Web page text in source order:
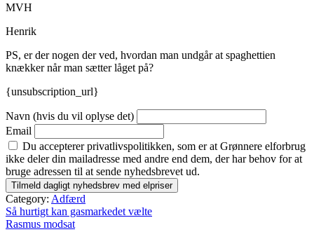
MVH
Henrik
PS, er der nogen der ved, hvordan man undgår at spaghettien
knækker når man sætter låget på?
{unsubscription_url}
Navn (hvis du vil oplyse det)
Email
Du accepterer privatlivspolitikken, som er at Grønnere elforbrug
ikke deler din mailadresse med andre end dem, der har behov for at
bruge adressen til at sende nyhedsbrevet ud.
Category: Adfærd
Indlægsnavigation
Så hurtigt kan gasmarkedet vælte
Rasmus modsat